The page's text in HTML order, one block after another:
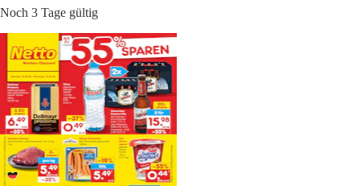
Noch 3 Tage gültig